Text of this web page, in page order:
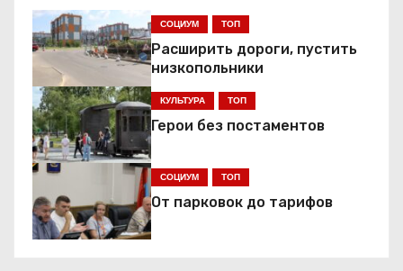
г
а
ц
и
я
п
о
СОЦИУМ ТОП
Расширить дороги, пустить
низкопольники
КУЛЬТУРА ТОП
Герои без постаментов
СОЦИУМ ТОП
От парковок до тарифов